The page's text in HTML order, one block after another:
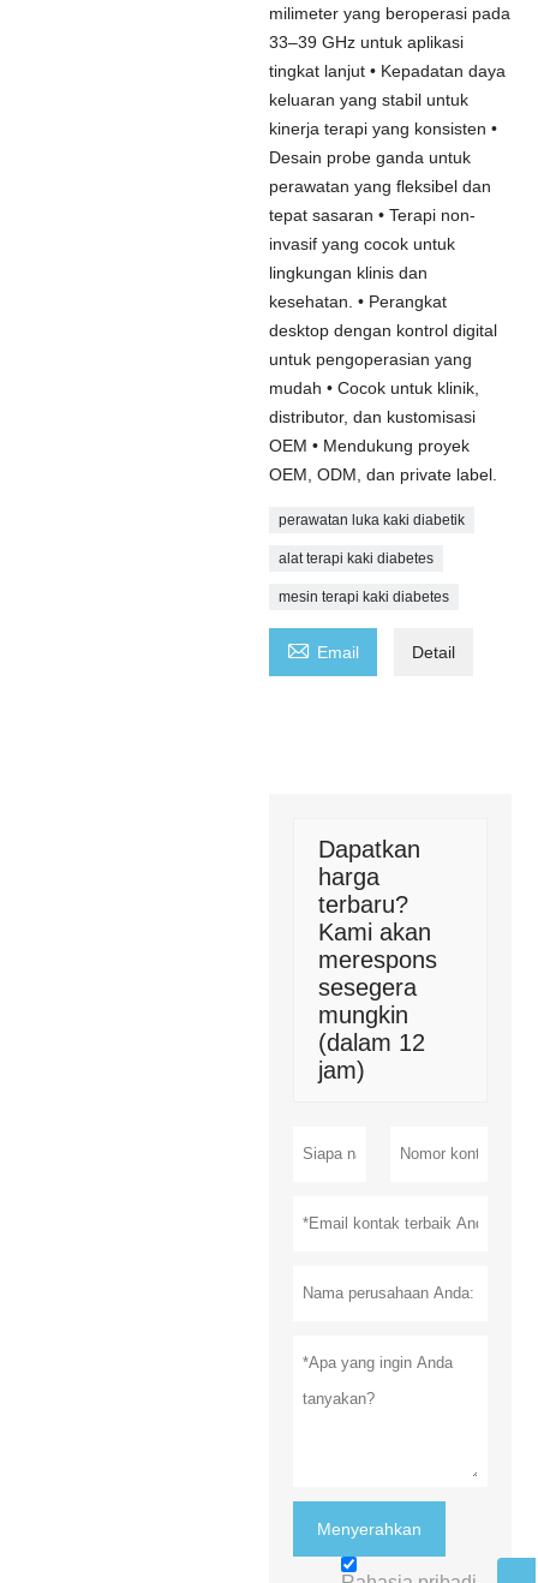
milimeter yang beroperasi pada
33–39 GHz untuk aplikasi
tingkat lanjut • Kepadatan daya
keluaran yang stabil untuk
kinerja terapi yang konsisten •
Desain probe ganda untuk
perawatan yang fleksibel dan
tepat sasaran • Terapi non-
invasif yang cocok untuk
lingkungan klinis dan
kesehatan. • Perangkat
desktop dengan kontrol digital
untuk pengoperasian yang
mudah • Cocok untuk klinik,
distributor, dan kustomisasi
OEM • Mendukung proyek
OEM, ODM, dan private label.
perawatan luka kaki diabetik
alat terapi kaki diabetes
mesin terapi kaki diabetes
 Email Detail
Dapatkan
harga
terbaru?
Kami akan
merespons
sesegera
mungkin
(dalam 12
jam)
Menyerahkan